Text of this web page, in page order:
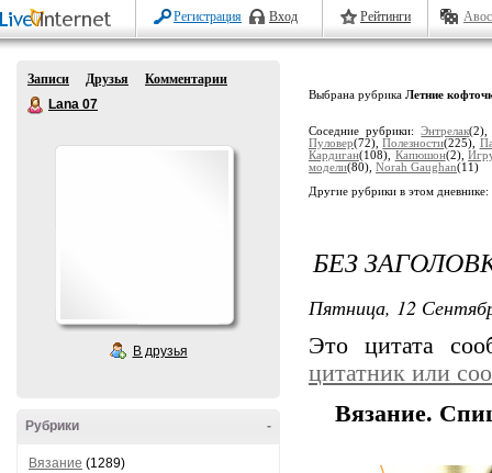
Регистрация Вход Рейтинги
Записи Друзья
Комментарии
Lana 07
В друзья
-
Рубрики
Вязание (1289)
Выбрана рубрика Летние
Соседние рубрики:Энтрелак
Пуловер(72),Полезности(225),
Кардиган(108), Капюшон(2),
модели(80), Norah Gaughan(11)
Другие рубрики в этом дневнике:
БЕЗ
Пятница, 12
Это цитата
цитатник или
Вязание.